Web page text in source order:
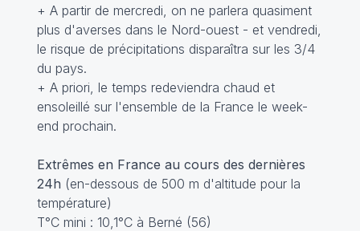
+ A partir de mercredi, on ne parlera quasiment
plus d'averses dans le Nord-ouest - et vendredi,
le risque de précipitations disparaîtra sur les 3/4
du pays.
+ A priori, le temps redeviendra chaud et
ensoleillé sur l'ensemble de la France le week-
end prochain.
Extrêmes en France au cours des dernières
24h (en-dessous de 500 m d'altitude pour la
température)
T°C mini : 10,1°C à Berné (56)